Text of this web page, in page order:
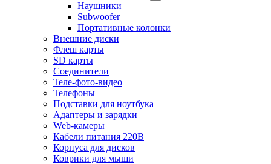
Наушники
Subwoofer
Портативные колонки
Внешние диски
Флеш карты
SD карты
Соединители
Теле-фото-видео
Телефоны
Подставки для ноутбука
Адаптеры и зарядки
Web-камеры
Кабели питания 220В
Корпуса для дисков
Коврики для мыши